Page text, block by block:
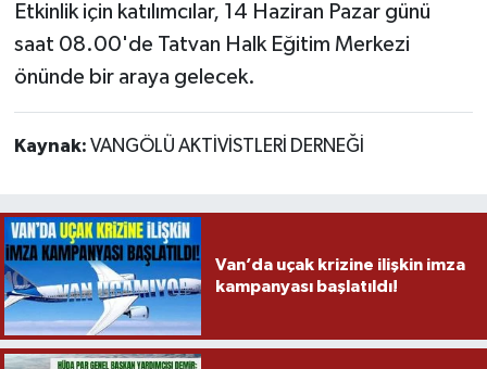
Etkinlik için katılımcılar, 14 Haziran Pazar günü
saat 08.00'de Tatvan Halk Eğitim Merkezi
önünde bir araya gelecek.
Kaynak: VANGÖLÜ AKTİVİSTLERİ DERNEĞİ
Van’da uçak krizine ilişkin imza
kampanyası başlatıldı!